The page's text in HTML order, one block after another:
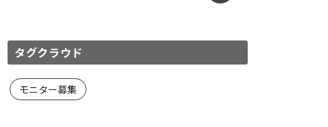
タグクラウド
モニター募集